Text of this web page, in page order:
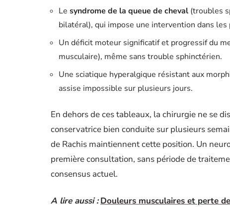
Le syndrome de la queue de cheval (troubles
bilatéral), qui impose une intervention dans les
Un déficit moteur significatif et progressif du
musculaire), même sans trouble sphinctérien.
Une sciatique hyperalgique résistant aux
assise impossible sur plusieurs jours.
En dehors de ces tableaux, la chirurgie ne se
conservatrice bien conduite sur plusieurs
de Rachis maintiennent cette position. Un
première consultation, sans période de
consensus actuel.
A lire aussi : Douleurs musculaires et perte